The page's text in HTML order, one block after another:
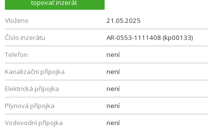
topovať inzerát
Vloženo
21.05.2025
Číslo inzerátu
AR-0553-1111408 (kp00133)
Telefon
není
Kanalizační přípojka
není
Elektrická přípojka
není
Plynová přípojka
není
Vodovodní přípojka
není